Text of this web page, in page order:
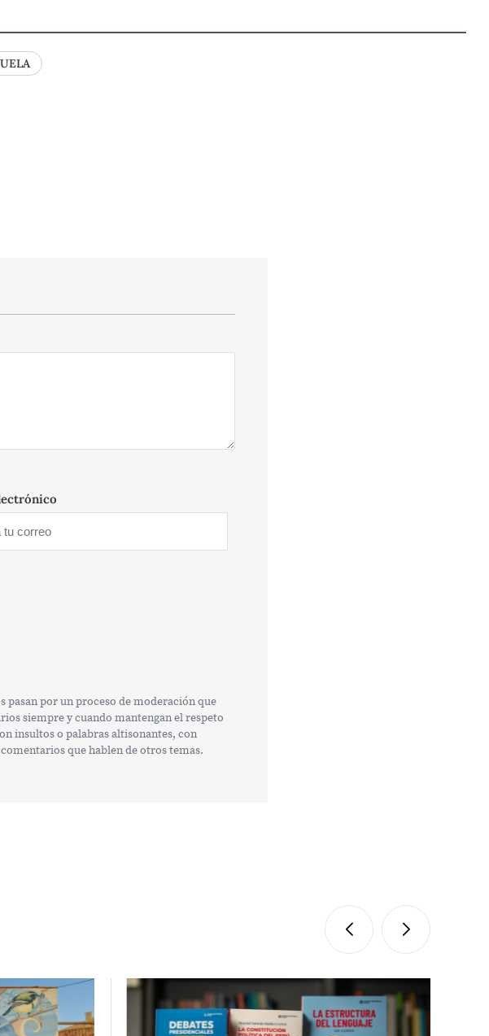
por un proceso de moderación que
siempre y cuando mantengan el respeto
insultos o palabras altisonantes, con
que hablen de otros temas.